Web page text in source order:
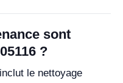
sont
?
le nettoyage